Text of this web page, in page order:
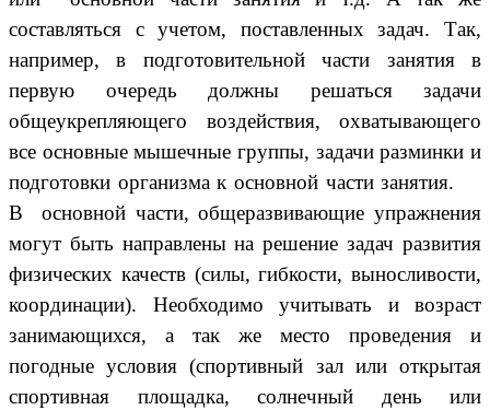
составляться с учетом, поставленных задач. Так,
например, в подготовительной части занятия в
первую очередь должны решаться задачи
общеукрепляющего воздействия, охватывающего
все основные мышечные группы, задачи разминки и
подготовки организма к основной части занятия.
В основной части, общеразвивающие упражнения
могут быть направлены на решение задач развития
физических качеств (силы, гибкости, выносливости,
координации). Необходимо учитывать и возраст
занимающихся, а так же место проведения и
погодные условия (спортивный зал или открытая
спортивная площадка, солнечный день или